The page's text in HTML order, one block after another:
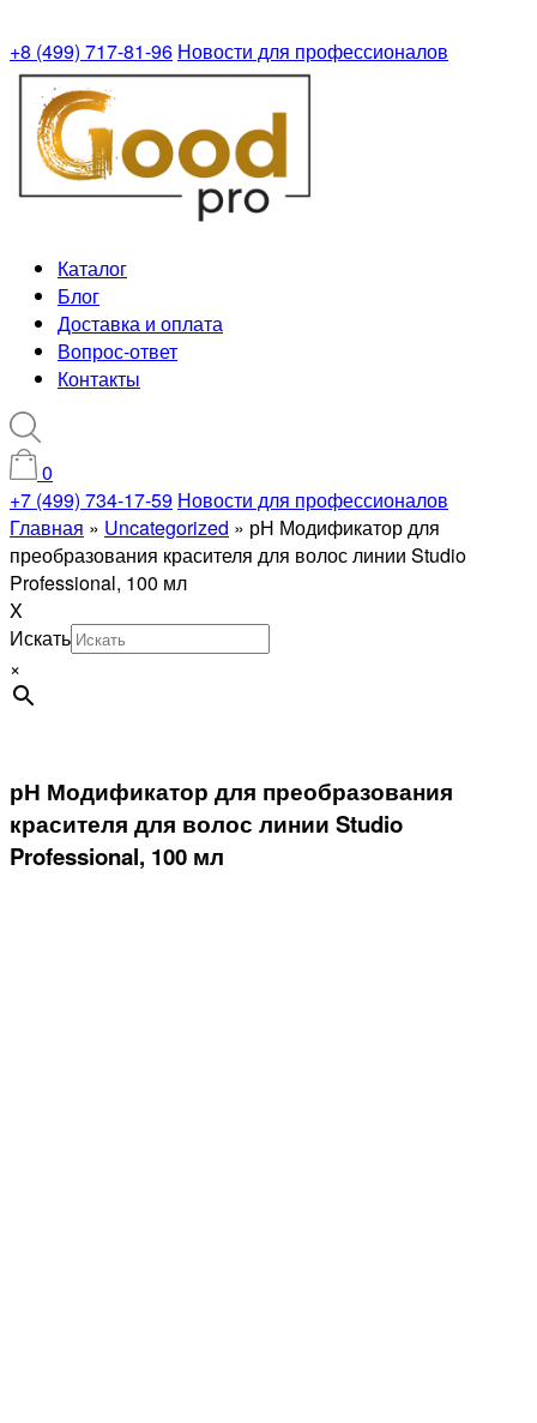
+8 (499) 717-81-96 Новости для профессионалов
Каталог
Блог
Доставка и оплата
Вопрос-ответ
Контакты
0
+7 (499) 734-17-59 Новости для профессионалов
Главная » Uncategorized » рН Модификатор для
преобразования красителя для волос линии Studio
Professional, 100 мл
X
Искать
×
рН Модификатор для преобразования
красителя для волос линии Studio
Professional, 100 мл